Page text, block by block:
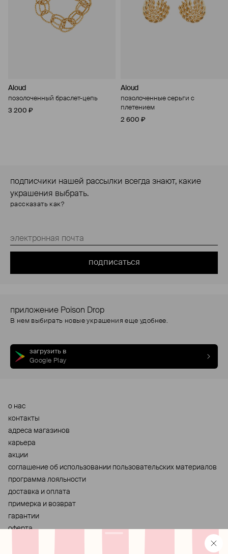
Aloud
позолоченный браслет-цепь
3 200 ₽
Aloud
позолоченные серьги с
плетением
2 600 ₽
подписчики нашей рассылки всегда знают, какие
украшения выбрать.
рассказать как?
подписаться
приложение Poison Drop
В нем выбирать новые украшения еще удобнее.
загрузить в
Google Play
о нас
контакты
адреса магазинов
карьера
акции
cоглашение об использовании пользовательских материалов
программа лояльности
доставка и оплата
примерка и возврат
гарантии
оферта